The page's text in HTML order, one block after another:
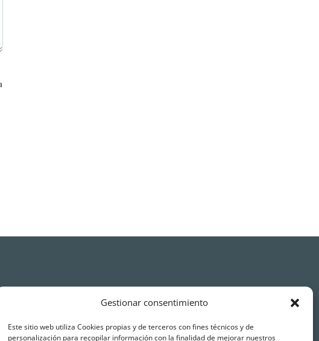
Gestionar consentimiento
Este sitio web utiliza Cookies propias y de terceros con fines técnicos y de
personalización para recopilar información con la finalidad de mejorar nuestros